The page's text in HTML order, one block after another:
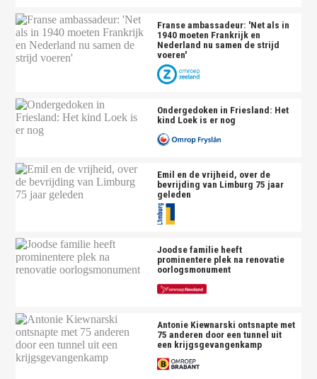
Franse ambassadeur: 'Net als in
1940 moeten Frankrijk en
Nederland nu samen de strijd
voeren'
Ondergedoken in Friesland: Het
kind Loek is er nog
Emil en de vrijheid, over de
bevrijding van Limburg 75 jaar
geleden
Joodse familie heeft
prominentere plek na renovatie
oorlogsmonument
Antonie Kiewnarski ontsnapte met
75 anderen door een tunnel uit
een krijgsgevangenkamp